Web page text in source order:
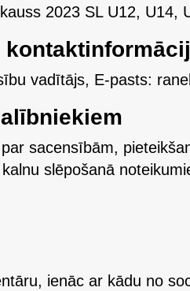
2023 SL U12, U14,
vadītājs, E-pasts:
sacensībām,
slēpošanā
ienāc ar kādu no